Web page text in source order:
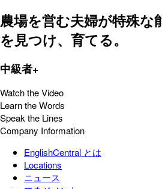
農場を営む夫婦が特殊な
を見つけ、育てる。
中級者+
Watch the Video
Learn the Words
Speak the Lines
Company Information
EnglishCentral とは
Locations
ニュース